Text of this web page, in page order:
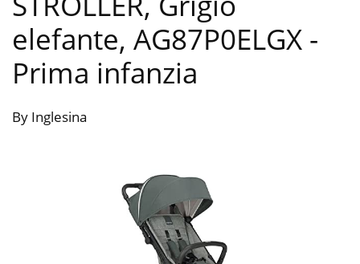
elefante, AG87P0ELGX -
Prima infanzia
By Inglesina